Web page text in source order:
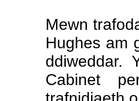
Mewn
Hughes am
ddiweddar.
Cabinet